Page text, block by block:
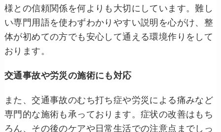
様との信頼関係を何よりも大切にしています。難し
い専門用語を使わずわかりやすい説明を心がけ、整
体が初めての方でも安心して通える環境作りをして
おります。
交通事故や労災の施術にも対応
また、交通事故のむち打ち症や労災による痛みなど
専門的な施術も承っております。症状の改善はもち
ろん、その後のケアや日常生活での注意点までしっ